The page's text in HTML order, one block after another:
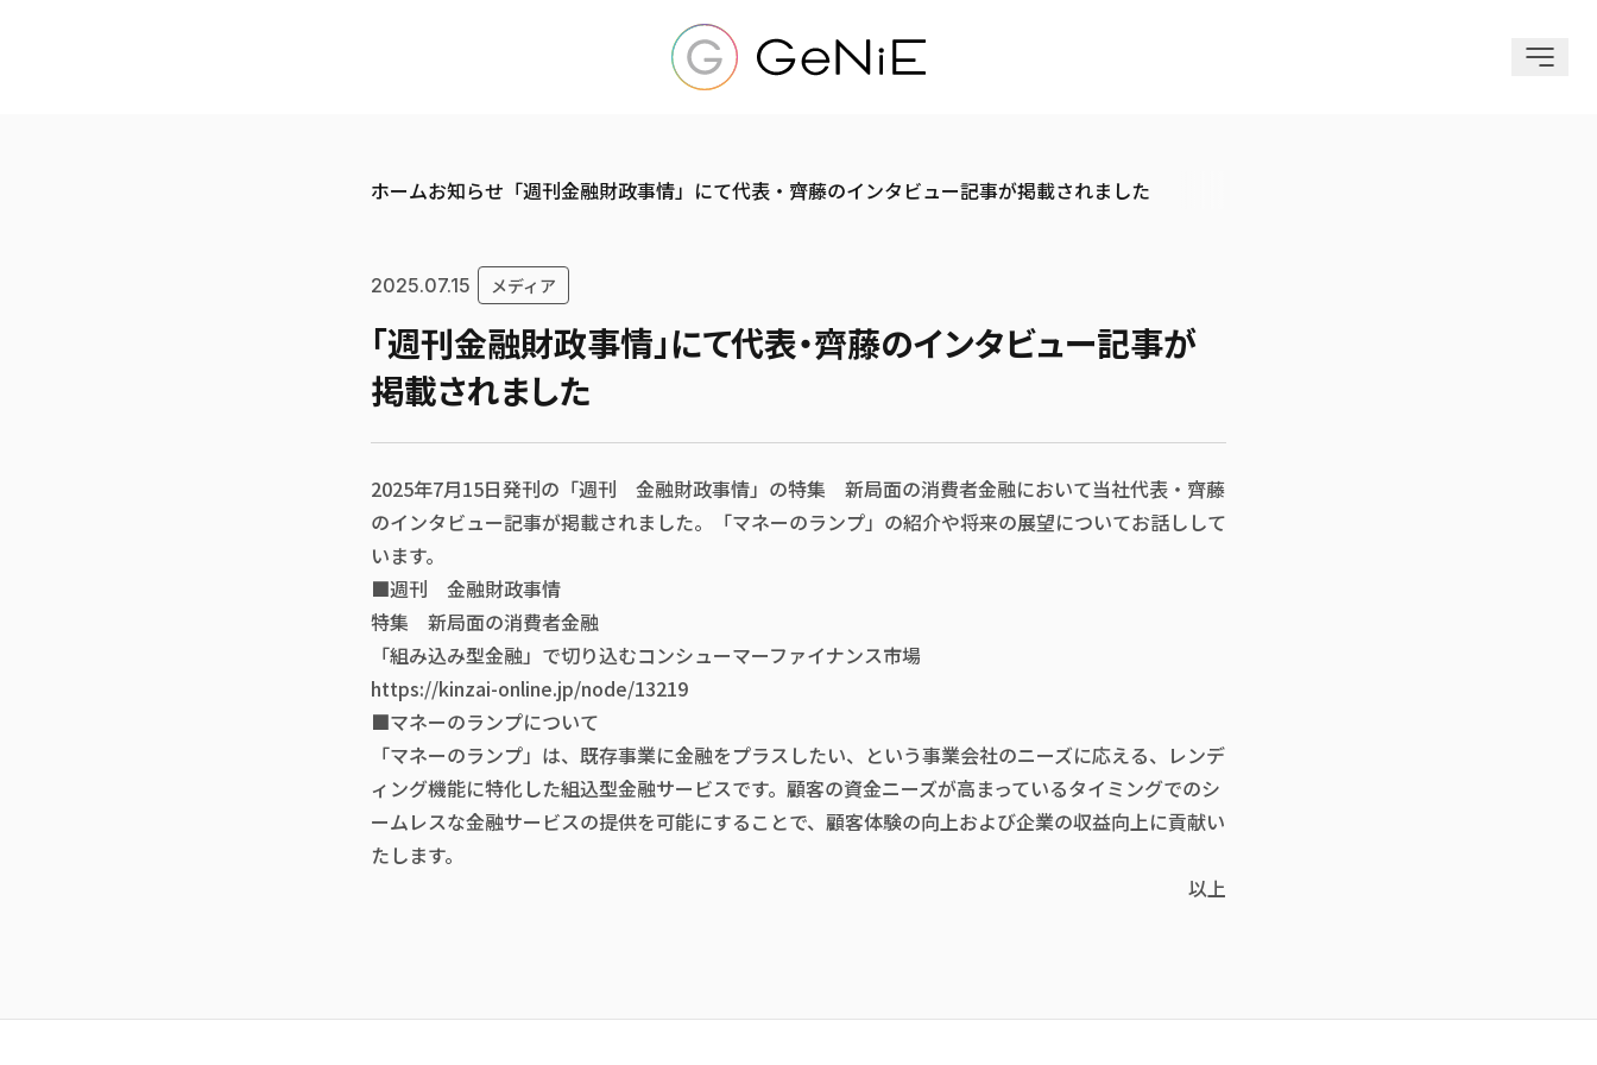
ホームお知らせ 「週刊金融財政事情」にて代表・齊藤のインタビュー記事が掲載されました
2025.07.15 メディア
「週刊金融財政事情」にて代表・齊藤のインタビュー記事が
掲載されました
2025年7月15日発刊の「週刊 金融財政事情」の特集 新局面の消費者金融において当社代表・齊藤
のインタビュー記事が掲載されました。「マネーのランプ」の紹介や将来の展望についてお話しして
います。
■週刊 金融財政事情
特集 新局面の消費者金融
「組み込み型金融」で切り込むコンシューマーファイナンス市場
https://kinzai-online.jp/node/13219
■マネーのランプについて
「マネーのランプ」は、既存事業に金融をプラスしたい、という事業会社のニーズに応える、レンデ
ィング機能に特化した組込型金融サービスです。顧客の資金ニーズが高まっているタイミングでのシ
ームレスな金融サービスの提供を可能にすることで、顧客体験の向上および企業の収益向上に貢献い
たします。
以上